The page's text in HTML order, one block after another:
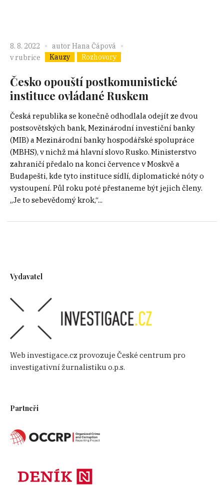
8. 8. 2022 autor Hana Čápová
v rubrice
Kauzy Rozhovory
Česko opouští postkomunistické
instituce ovládané Ruskem
Česká republika se konečně odhodlala odejít ze dvou
postsovětských bank, Mezinárodní investiční banky
(MIB) a Mezinárodní banky hospodářské spolupráce
(MBHS), v nichž má hlavní slovo Rusko. Ministerstvo
zahraničí předalo na konci července v Moskvě a
Budapešti, kde tyto instituce sídlí, diplomatické nóty o
vystoupení. Půl roku poté přestaneme být jejich členy.
„Je to sebevědomý krok,“...
Vydavatel
Web investigace.cz provozuje České centrum pro
investigativní žurnalistiku o.p.s.
Partneři